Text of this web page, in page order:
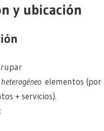
y ubicación
heterogéneoelementos (por
+ servicios).